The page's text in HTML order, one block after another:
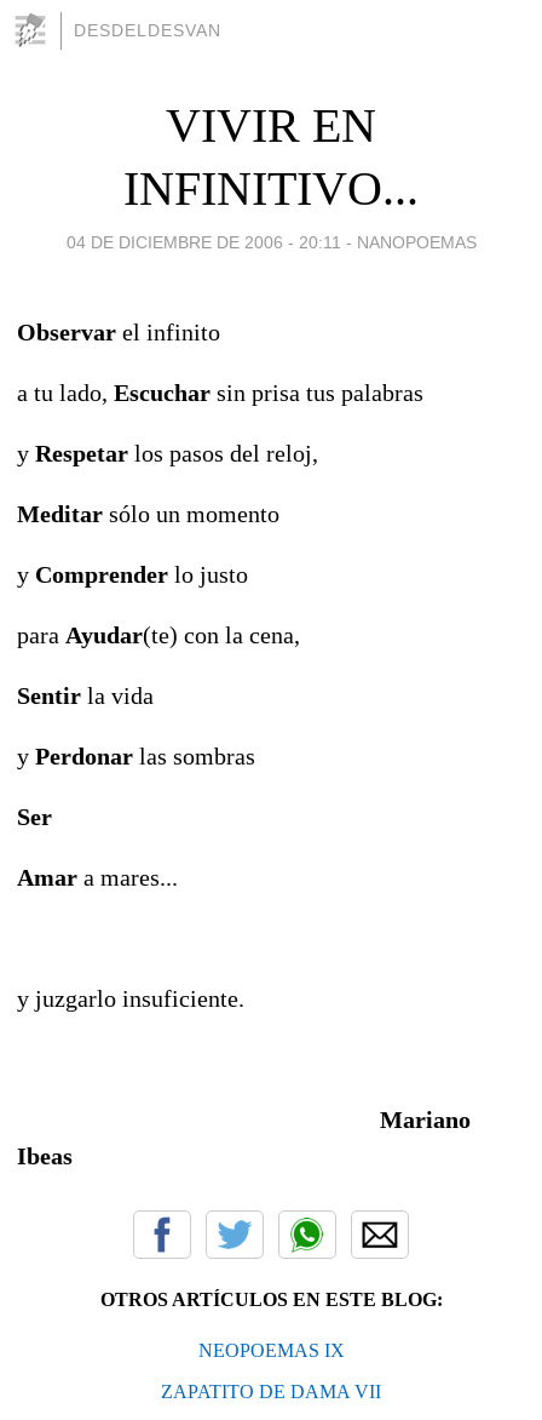
DESDELDESVAN
VIVIR EN
INFINITIVO...
04 DE DICIEMBRE DE 2006 - 20:11 - NANOPOEMAS
Observar el infinito
a tu lado, Escuchar sin prisa tus palabras
y Respetar los pasos del reloj,
Meditar sólo un momento
y Comprender lo justo
para Ayudar(te) con la cena,
Sentir la vida
y Perdonar las sombras
Ser
Amar a mares...
y juzgarlo insuficiente.
Mariano
Ibeas
OTROS ARTÍCULOS EN ESTE BLOG:
NEOPOEMAS IX
ZAPATITO DE DAMA VII